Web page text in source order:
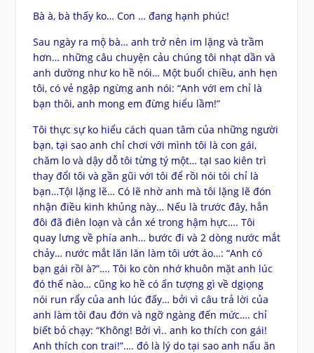
Bà à, bà thấy ko… Con … đang hạnh phúc!
Sau ngày ra mộ bà… anh trở nên im lặng và trầm
hơn… những câu chuyện cảu chúng tôi nhạt dần và
anh dường như ko hề nói… Một buổI chiều, anh hẹn
tôi, có vẻ ngập ngừng anh nói: “Anh vớI em chỉ là
bạn thôi, anh mong em đừng hiểu lầm!”
Tôi thực sự ko hiểu cách quan tâm của những người
bạn, tại sao anh chỉ chơi với mình tôi là con gái,
chăm lo và dậy dỗ tôi từng tý một… tạI sao kiên trì
thay đổI tôi và gần gũi vớI tôi để rồI nói tôi chỉ là
bạn…TộI lặng lẽ… Có lẽ nhờ anh mà tôi lặng lẽ đón
nhận điều kinh khủng này… Nếu là trước đây, hẳn
đôi đã điên loạn và cắn xé trong hậm hực…. Tôi
quay lưng về phía anh… bước đi và 2 dòng nước mắt
chảy… nước mắt lăn lăn làm tôi ướt áo…: “Anh có
bạn gái rồI à?”…. Tôi ko còn nhớ khuôn mặt anh lúc
đó thế nào… cũng ko hề có ấn tượng gì về dgiọng
nói run rẩy của anh lúc đấy… bởi vì câu trả lời của
anh làm tôi đau đớn và ngỡ ngàng đến mức…. chỉ
biết bỏ chạy: “Không! Bởi vì.. anh ko thích con gái!
Anh thích con trai!”…. đó là lý do tại sao anh nấu ăn